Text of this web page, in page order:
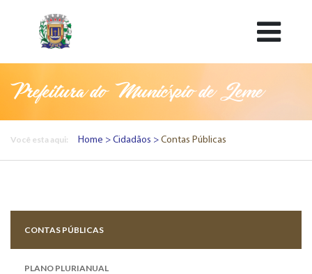
Prefeitura do Município de Leme
Você esta aqui: Home Cidadãos Contas Públicas
CONTAS PÚBLICAS
PLANO PLURIANUAL